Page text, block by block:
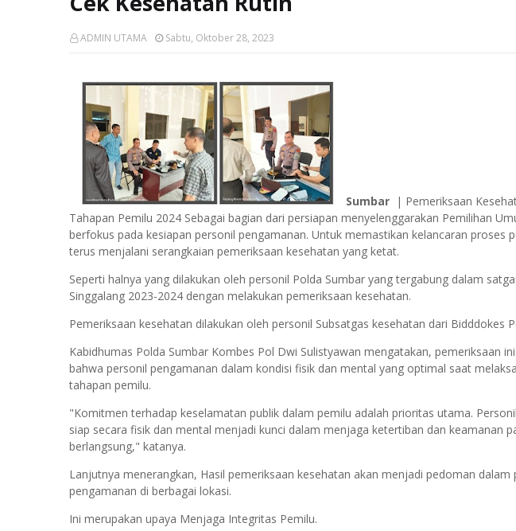
ADMIN UTAMA Sabtu, Oktober 28, 2023
Sumbar | Pemeriksaan
Tahapan Pemilu 2024 Sebagai bagian dari persiapan menyelenggarakan Pemilihan
berfokus pada kesiapan personil pengamanan. Untuk memastikan kelancaran proses
terus menjalani serangkaian pemeriksaan kesehatan yang ketat.
Seperti halnya yang dilakukan oleh personil Polda Sumbar yang tergabung dalam
Singgalang 2023-2024 dengan melakukan pemeriksaan kesehatan.
Pemeriksaan kesehatan dilakukan oleh personil Subsatgas kesehatan dari Bidddokes
Kabidhumas Polda Sumbar Kombes Pol Dwi Sulistyawan mengatakan, pemeriksaan
bahwa personil pengamanan dalam kondisi fisik dan mental yang optimal saat
tahapan pemilu.
"Komitmen terhadap keselamatan publik dalam pemilu adalah prioritas utama.
siap secara fisik dan mental menjadi kunci dalam menjaga ketertiban dan keamanan
berlangsung," katanya.
Lanjutnya menerangkan, Hasil pemeriksaan kesehatan akan menjadi pedoman dalam
pengamanan di berbagai lokasi.
Ini merupakan upaya Menjaga Integritas Pemilu.